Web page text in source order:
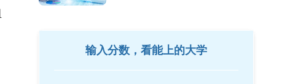
输入分数，看能上的大学